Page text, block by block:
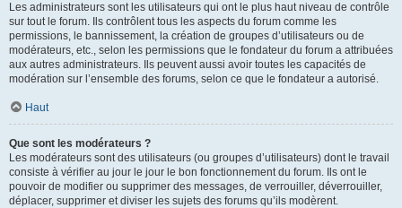
Les administrateurs sont les utilisateurs qui ont le plus haut niveau de contrôle
sur tout le forum. Ils contrôlent tous les aspects du forum comme les
permissions, le bannissement, la création de groupes d’utilisateurs ou de
modérateurs, etc., selon les permissions que le fondateur du forum a attribuées
aux autres administrateurs. Ils peuvent aussi avoir toutes les capacités de
modération sur l’ensemble des forums, selon ce que le fondateur a autorisé.
Haut
Que sont les modérateurs ?
Les modérateurs sont des utilisateurs (ou groupes d’utilisateurs) dont le travail
consiste à vérifier au jour le jour le bon fonctionnement du forum. Ils ont le
pouvoir de modifier ou supprimer des messages, de verrouiller, déverrouiller,
déplacer, supprimer et diviser les sujets des forums qu’ils modèrent.